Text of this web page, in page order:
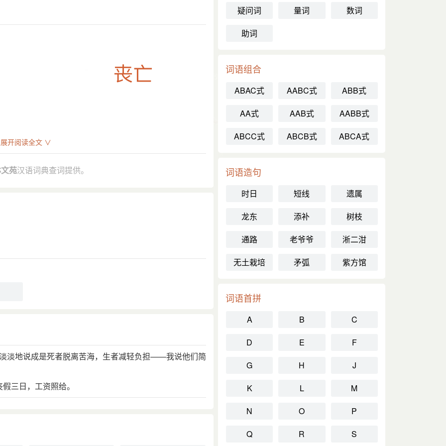
展开阅读全文 ∨
苑汉语词典查词提供。
淡地说成是死者脱离苦海，生者减轻负担——我说他们简
三日，工资照给。
疑问词 量词
数词
助词
词语组合
ABAC式 AABC式
ABB式
AA式
AAB式
AABB式
ABCC式
ABCB式 ABCA式
词语造句
时日 短线
遗属
龙东
添补
树枝
通路
老爷爷
淅二泔
无土栽培
矛弧 紫方馆
词语首拼
A B
C
D
E
F
G
H
J
K
L
M
N
O
P
Q
R S